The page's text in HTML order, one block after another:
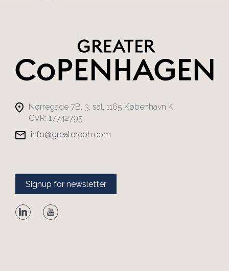
Nørregade 7B, 3. sal, 1165 København K
CVR: 17742795
info@greatercph.com
Signup for newsletter